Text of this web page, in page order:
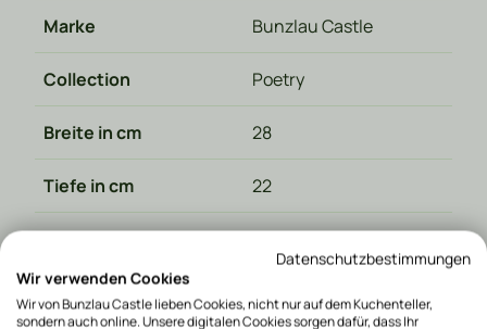
Marke Bunzlau Castle
Collection Poetry
Breite in cm 28
Tiefe in cm 22
Inhalt 2850 ml
Hergestellt in
Datenschutzbestimmungen
Wir verwenden Cookies
Wir von Bunzlau Castle lieben Cookies, nicht nur auf dem Kuchenteller,
sondern auch online. Unsere digitalen Cookies sorgen dafür, dass Ihr